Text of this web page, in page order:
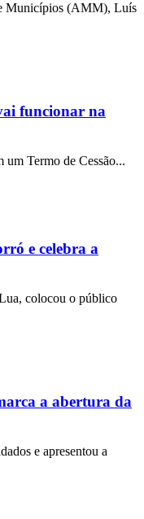
Municípios (AMM), Luís
funcionar na
Termo de Cessão...
e celebra a
colocou o público
a abertura da
e apresentou a